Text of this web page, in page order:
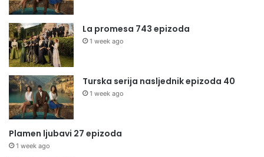
La promesa 743 epizoda
1 week ago
Turska serija nasljednik epizoda 40
1 week ago
Plamen ljubavi 27 epizoda
1 week ago